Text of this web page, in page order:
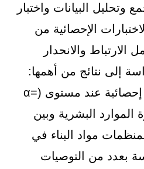
البيانات واختبار
الإحصائية من
الارتباط والانحدار
إلى نتائج من أهمها:
وجود علاقة ذات دلالة إحصائية عند مستوى (α=
الموارد البشرية وبين
مواد البناء في
بعدد من التوصيات